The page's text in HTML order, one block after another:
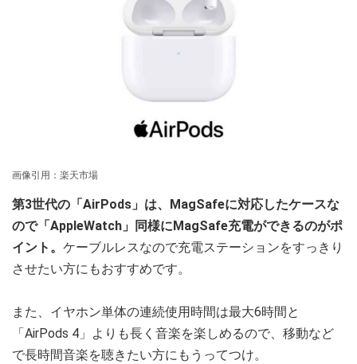
画像引用：楽天市場
第3世代の「AirPods」は、MagSafeに対応したケースな
ので「AppleWatch」同様にMagSafe充電ができるのがポ
イント。 ケーブルレスなので充電ステーションをすっきり
させたい方にもおすすめです。
また、イヤホン単体の連続使用時間は最大6時間と
「AirPods 4」よりも長く音楽を楽しめるので、移動など
で長時間音楽を聴きたい方にもうってつけ。